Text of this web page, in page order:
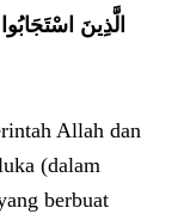
الَّذِينَ
Allah dan
(dalam
berbuat